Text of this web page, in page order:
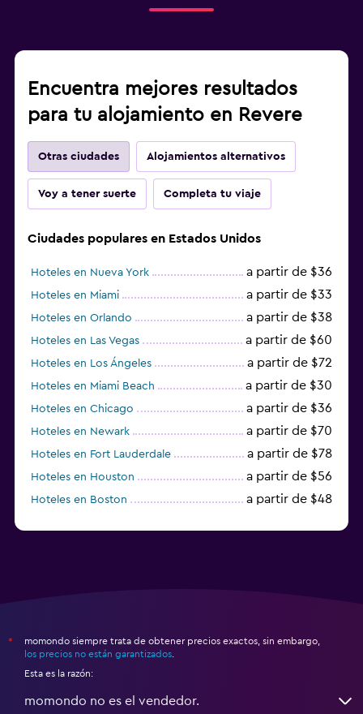
Encuentra mejores resultados
para tu alojamiento en Revere
Otras ciudades Alojamientos alternativos
Voy a tener suerte Completa tu viaje
Ciudades populares en Estados Unidos
Hoteles en Nueva York a partir de $36
Hoteles en Miami a partir de $33
Hoteles en Orlando a partir de $38
Hoteles en Las Vegas a partir de $60
Hoteles en Los Ángeles a partir de $72
Hoteles en Miami Beach a partir de $30
Hoteles en Chicago a partir de $36
Hoteles en Newark a partir de $70
Hoteles en Fort Lauderdale a partir de $78
Hoteles en Houston a partir de $56
Hoteles en Boston a partir de $48
*
momondo siempre trata de obtener precios exactos, sin embargo,
los precios no están garantizados
Esta es la razón:
momondo no es el vendedor.